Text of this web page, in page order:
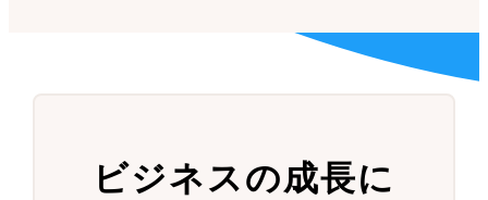
ビジネスの成長に